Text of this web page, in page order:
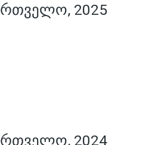
2025
2024